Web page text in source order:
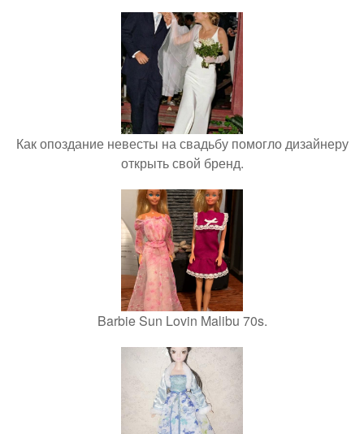
Как опоздание невесты на свадьбу помогло дизайнеру
открыть свой бренд.
Barbie Sun Lovin Malibu 70s.